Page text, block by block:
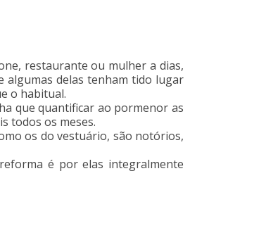
restaurante ou mulher a dias,
algumas delas tenham tido lugar
o habitual.
que quantificar ao pormenor as
todos os meses.
os do vestuário, são notórios,
é por elas integralmente